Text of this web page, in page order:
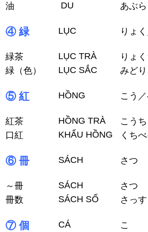
油
DU あぶら
④ 緑 LỤC りょ
緑茶 LỤC TRÀ りょ
緑（色）
LỤC SẮC みどり
⑤ 紅 HỒNG こう
紅茶 HỒNG TRÀ こう
口紅
KHẨU HỒNG くち
⑥ 冊 SÁCH さつ
～冊 SÁCH さつ
冊数
SÁCH SỐ さっす
⑦ 個 CÁ こ